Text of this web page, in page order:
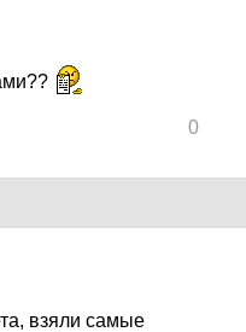
0
взяли самые